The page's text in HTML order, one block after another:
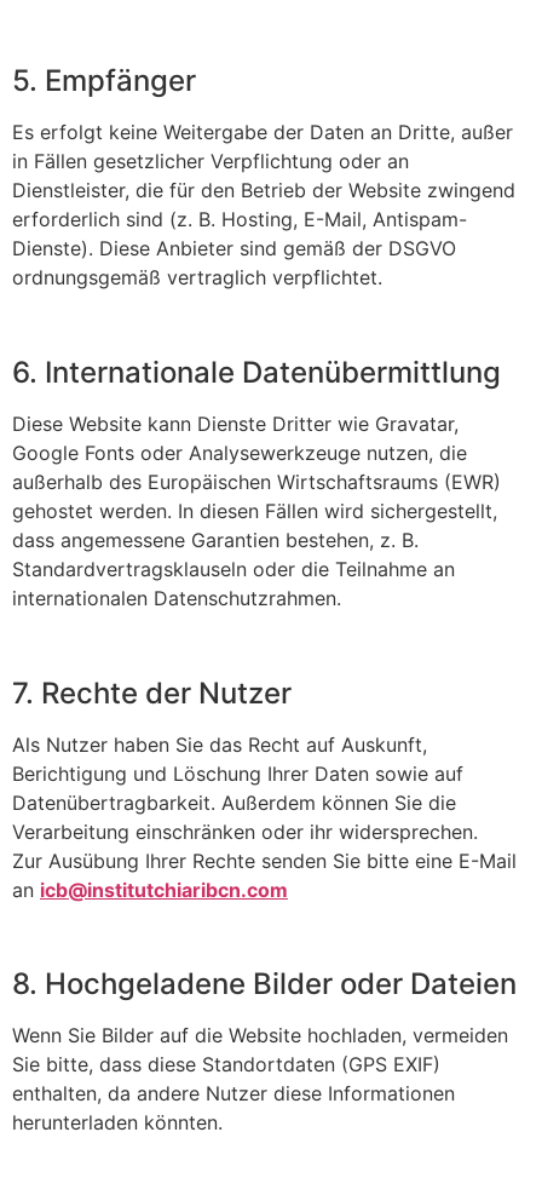
5. Empfänger
Es erfolgt keine Weitergabe der Daten an Dritte, außer
in Fällen gesetzlicher Verpflichtung oder an
Dienstleister, die für den Betrieb der Website zwingend
erforderlich sind (z. B. Hosting, E-Mail, Antispam-
Dienste). Diese Anbieter sind gemäß der DSGVO
ordnungsgemäß vertraglich verpflichtet.
6. Internationale Datenübermittlung
Diese Website kann Dienste Dritter wie Gravatar,
Google Fonts oder Analysewerkzeuge nutzen, die
außerhalb des Europäischen Wirtschaftsraums (EWR)
gehostet werden. In diesen Fällen wird sichergestellt,
dass angemessene Garantien bestehen, z. B.
Standardvertragsklauseln oder die Teilnahme an
internationalen Datenschutzrahmen.
7. Rechte der Nutzer
Als Nutzer haben Sie das Recht auf Auskunft,
Berichtigung und Löschung Ihrer Daten sowie auf
Datenübertragbarkeit. Außerdem können Sie die
Verarbeitung einschränken oder ihr widersprechen.
Zur Ausübung Ihrer Rechte senden Sie bitte eine E-Mail
an icb@institutchiaribcn.com
8. Hochgeladene Bilder oder Dateien
Wenn Sie Bilder auf die Website hochladen, vermeiden
Sie bitte, dass diese Standortdaten (GPS EXIF)
enthalten, da andere Nutzer diese Informationen
herunterladen könnten.